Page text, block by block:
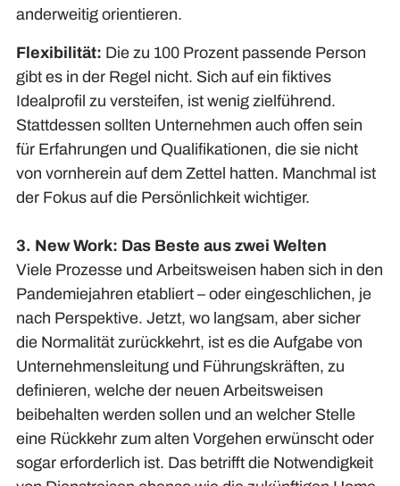
anderweitig orientieren.
Flexibilität: Die zu 100 Prozent passende Person
gibt es in der Regel nicht. Sich auf ein fiktives
Idealprofil zu versteifen, ist wenig zielführend.
Stattdessen sollten Unternehmen auch offen sein
für Erfahrungen und Qualifikationen, die sie nicht
von vornherein auf dem Zettel hatten. Manchmal ist
der Fokus auf die Persönlichkeit wichtiger.
3. New Work: Das Beste aus zwei Welten
Viele Prozesse und Arbeitsweisen haben sich in den
Pandemiejahren etabliert – oder eingeschlichen, je
nach Perspektive. Jetzt, wo langsam, aber sicher
die Normalität zurückkehrt, ist es die Aufgabe von
Unternehmensleitung und Führungskräften, zu
definieren, welche der neuen Arbeitsweisen
beibehalten werden sollen und an welcher Stelle
eine Rückkehr zum alten Vorgehen erwünscht oder
sogar erforderlich ist. Das betrifft die Notwendigkeit